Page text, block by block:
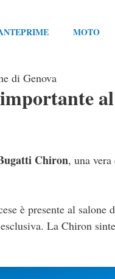
MOTO
di Genova
Chiron, una
è presente al salone
La Chiron